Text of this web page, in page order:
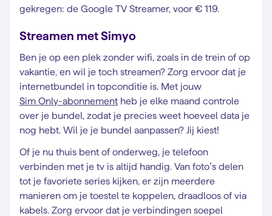
gekregen: de Google TV Streamer, voor € 119.
Streamen met Simyo
Ben je op een plek zonder wifi, zoals in de trein of op
vakantie, en wil je toch streamen? Zorg ervoor dat je
internetbundel in topconditie is. Met jouw
Sim Only-abonnement heb je elke maand controle
over je bundel, zodat je precies weet hoeveel data je
nog hebt. Wil je je bundel aanpassen? Jij kiest!
Of je nu thuis bent of onderweg, je telefoon
verbinden met je tv is altijd handig. Van foto’s delen
tot je favoriete series kijken, er zijn meerdere
manieren om je toestel te koppelen, draadloos of via
kabels. Zorg ervoor dat je verbindingen soepel